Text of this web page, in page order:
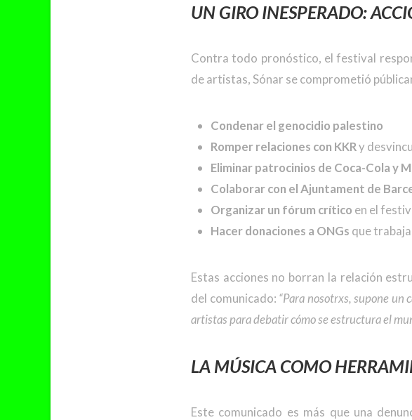
UN GIRO INESPERADO:
Contra todo pronóstico, el festival
de artistas, Sónar se comprometió
Condenar el genocidio palestino
Romper relaciones con KKRy
Eliminar patrocinios de Coca-Cola y
Colaborar con el Ajuntament de
Organizar un fórum crítico en el
Hacer donaciones a ONGs que
Estas acciones no borran la relación
del comunicado: “Para nosotrxs, supone un
artistas para debatir cómo se estructura el
LA MÚSICA COMO
Este comunicado es más que una